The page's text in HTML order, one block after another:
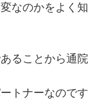
なのかをよく知
ることから通院
トナーなのです